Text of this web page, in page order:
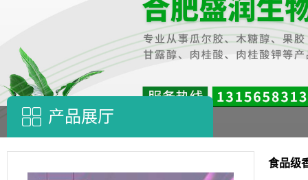
产品展厅
食品级